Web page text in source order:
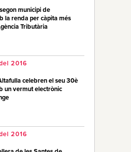
municipi de
la renda per càpita més
Tributària
2016
celebren el seu 30è
un vermut electrònic
2016